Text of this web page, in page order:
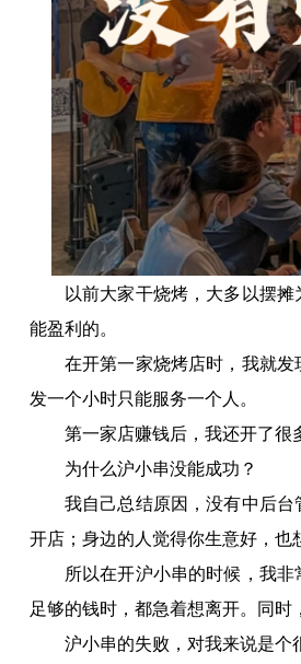
以前大家干烧烤，大多以摆
能盈利的。
在开第一家烧烤店时，我就
发一个小时只能服务一个人。
第一家店赚钱后，我还开了很
为什么沪小串没能成功？
我自己总结原因，没有中后
开店；身边的人觉得你生意好，也
所以在开沪小串的时候，我
足够的钱时，都急着想离开。同
沪小串的失败，对我来说是个